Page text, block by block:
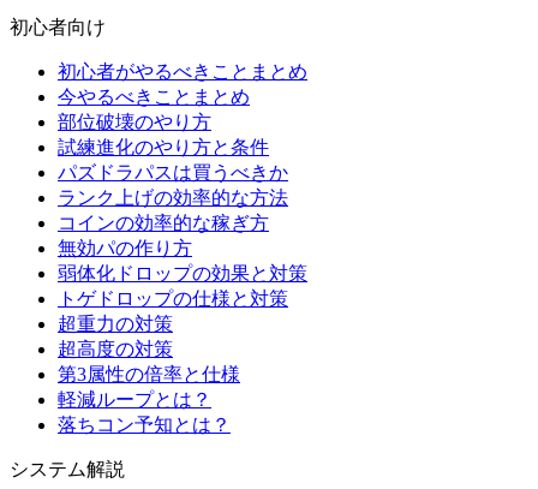
初心者向け
初心者がやるべきことまとめ
今やるべきことまとめ
部位破壊のやり方
試練進化のやり方と条件
パズドラパスは買うべきか
ランク上げの効率的な方法
コインの効率的な稼ぎ方
無効パの作り方
弱体化ドロップの効果と対策
トゲドロップの仕様と対策
超重力の対策
超高度の対策
第3属性の倍率と仕様
軽減ループとは？
落ちコン予知とは？
システム解説